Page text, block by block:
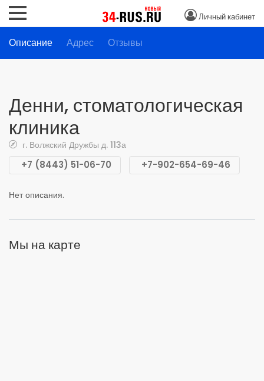
Личный кабинет
Описание Адрес Отзывы
Денни, стоматологическая
клиника
г. Волжский Дружбы д. 113а
+7 (8443) 51-06-70 +7-902-654-69-46
Нет описания.
Мы на карте